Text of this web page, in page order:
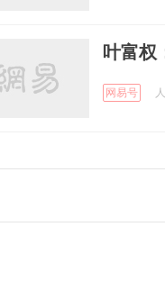
叶富权
网易号